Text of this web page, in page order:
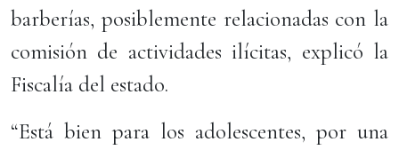
barberías, posiblemente relacionadas con la
comisión de actividades ilícitas, explicó la
Fiscalía del estado.
“Está bien para los adolescentes, por una